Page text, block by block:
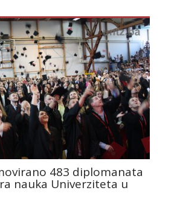
483 diplomanata
nauka Univerziteta u